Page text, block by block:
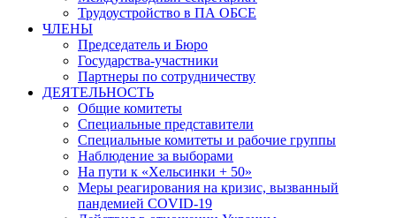
Трудоустройство в ПА ОБСЕ
ЧЛЕНЫ
Председатель и Бюро
Государства-участники
Партнеры по сотрудничеству
ДЕЯТЕЛЬНОСТЬ
Общие комитеты
Специальные представители
Специальные комитеты и рабочие группы
Наблюдение за выборами
На пути к «Хельсинки + 50»
Меры реагирования на кризис, вызванный
пандемией COVID-19